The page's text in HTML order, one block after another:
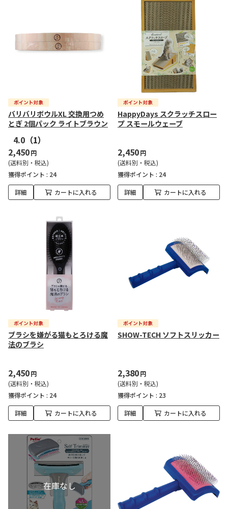
バリバリボウルXL 交換用つめ
とぎ 2個パック ライトブラウン
4.0 （1）
2,450円
(送料別・税込)
獲得ポイント : 24
詳細 カートに入れる
HappyDays スクラッチスロー
プ スモールウェーブ
2,450円
(送料別・税込)
獲得ポイント : 24
詳細 カートに入れる
ブラシを嫌がる猫もとろける魔
法のブラシ
2,450円
(送料別・税込)
獲得ポイント : 24
詳細 カートに入れる
SHOW-TECH ソフトスリッカー
2,380円
(送料別・税込)
獲得ポイント : 23
詳細 カートに入れる